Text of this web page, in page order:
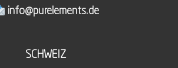
info@purelements.de
SCHWEIZ